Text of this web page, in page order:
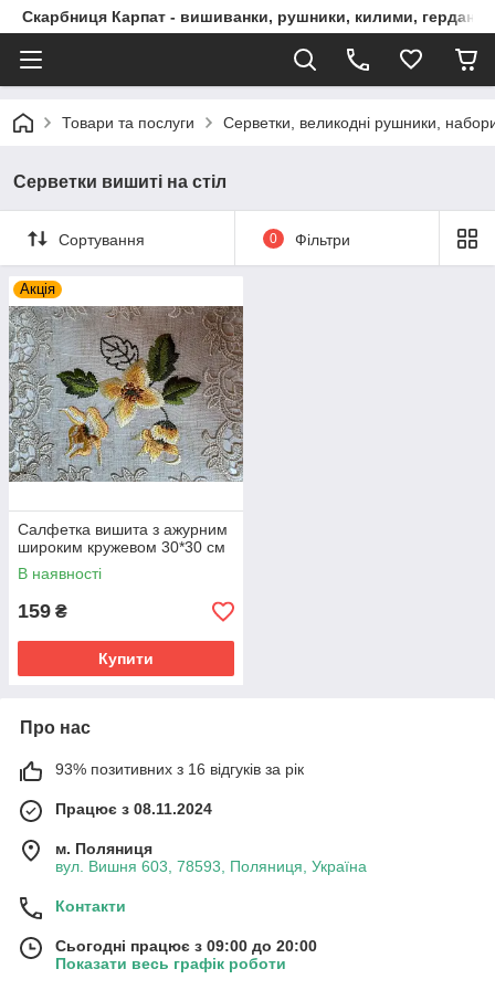
Скарбниця Карпат - вишиванки, рушники, килими, гердани,
Товари та послуги Серветки, великодні рушники,
Серветки вишиті на стіл
Сортування 0 Фільтри
Акція
Салфетка вишита з ажурним
широким кружевом 30*30 см
В наявності
159 ₴
Купити
Про нас
93% позитивних з 16 відгуків за рік
Працює з 08.11.2024
м. Поляниця
вул. Вишня 603, 78593, Поляниця, Україна
Контакти
Сьогодні працює з 09:00 до 20:00
Показати весь графік роботи